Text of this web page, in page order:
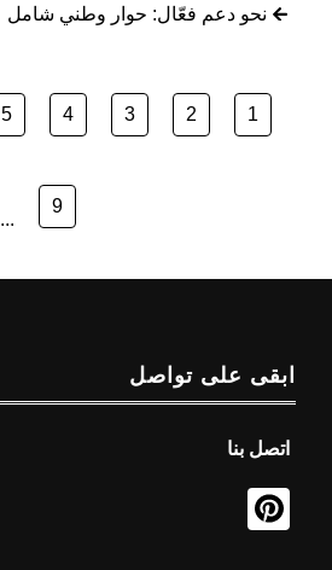
نحو دعم فعّال: حوار وطني شامل
1
2
3
4
5
9
...
ابقى على تواصل
اتصل بنا